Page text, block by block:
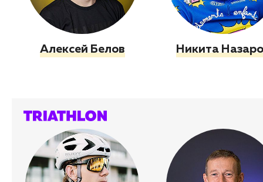
Алексей Белов Никита